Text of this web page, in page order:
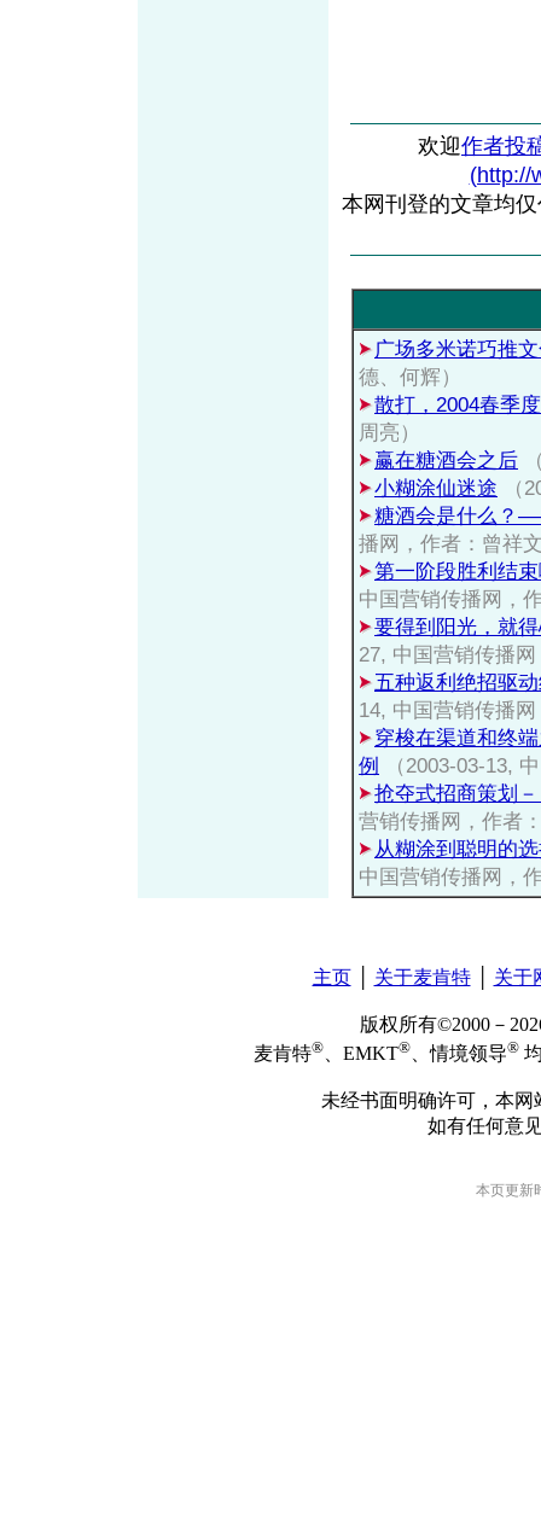
欢迎作者投
(http://
本网刊登的文章均
广场多米诺巧推
德、何辉）
散打，2004春季
周亮）
赢在糖酒会之后
小糊涂仙迷途
（
糖酒会是什么？
播网，作者：曾祥
第一阶段胜利结
中国营销传播网，
要得到阳光，就
27, 中国营销传播
五种返利绝招驱
14, 中国营销传播
穿梭在渠道和终
例
（2003-03-13,
抢夺式招商策划
营销传播网，作者
从糊涂到聪明的
中国营销传播网，
主页│ 关于麦肯特│ 关于
版权所有©2000－
麦肯特® 、EMKT® 、情境领导®
未经书面明确许可，本
如有任何意
本页更新